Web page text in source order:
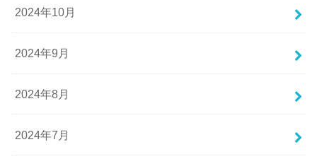
2024年10月
2024年9月
2024年8月
2024年7月